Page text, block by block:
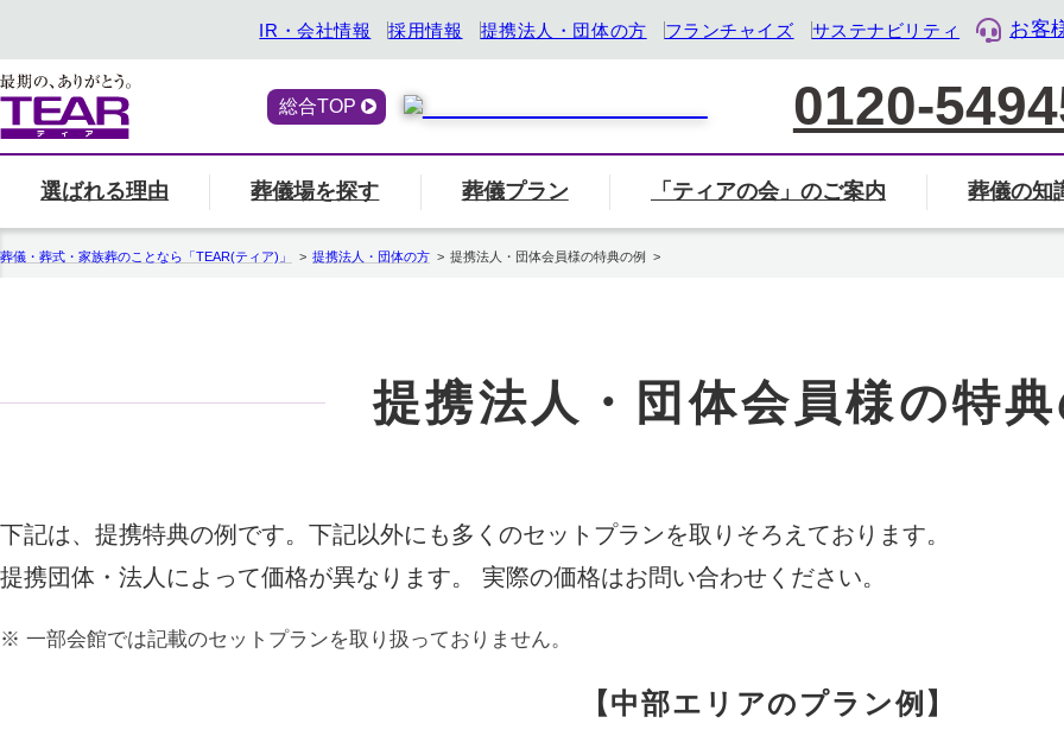
IR・会社情報 採用情報 提携法人・団体の方 フランチャイズ サステナビリティ お客
総合TOP 0120-
選ばれる理由
選ばれる理由一覧へ
エンバーミング
ご利用されたお客様の声
葬儀場を探す
エリア別の葬儀場一覧から探す
検索
葬儀プラン 「ティアの会」のご案内
「ティアの会」のご案内「ティアの会」のご案内ページへ
葬儀の知
喪主・ご遺族の方 家族葬について
終活サービス『トータル・ライフ・デザイン企業』として「終活」をサポート
葬儀・葬式・家族葬のことなら「TEAR(ティア)」 提携法人・団体の方 提携法人・団体会員様の特典の例
提携法人・団体会員様の特
下記は、提携特典の例です。下記以外にも多くのセットプランを取りそろえております。
提携団体・法人によって価格が異なります。 実際の価格はお問い合わせください。
一部会館では記載のセットプランを取り扱っておりません。
【中部エリアのプラン例】